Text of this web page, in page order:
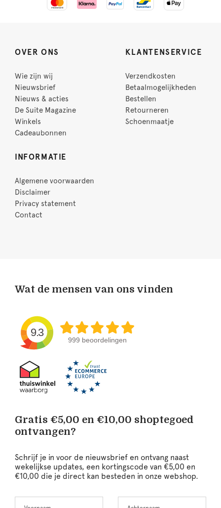
OVER ONS
Wie zijn wij
Nieuwsbrief
Nieuws & acties
De Suite Magazine
Winkels
Cadeaubonnen
KLANTENSERVICE
Verzendkosten
Betaalmogelijkheden
Bestellen
Retourneren
Schoenmaatje
INFORMATIE
Algemene voorwaarden
Disclaimer
Privacy statement
Contact
Wat de mensen van ons vinden
9.3
999 beoordelingen
Gratis €5,00 en €10,00 shoptegoed
ontvangen?
Schrijf je in voor de nieuwsbrief en ontvang naast
wekelijkse updates, een kortingscode van €5,00 en
€10,00 die je direct kan besteden in onze webshop.